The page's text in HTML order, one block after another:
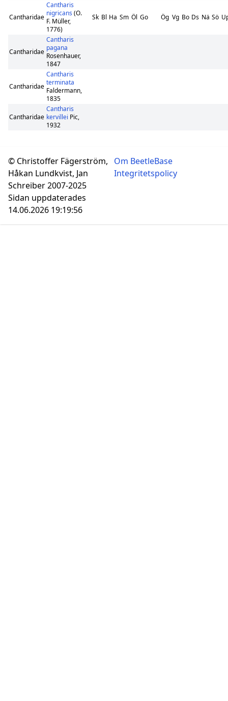
Cantharidae
Cantharis
nigricans (O.
F. Müller,
1776)
Sk Bl Ha Sm Öl Go Ög Vg Bo Ds Nä Sö
Cantharidae
Cantharis
pagana
Rosenhauer,
1847
Cantharidae
Cantharis
terminata
Faldermann,
1835
Cantharidae
Cantharis
kervillei Pic,
1932
© Christoffer Fägerström,
Håkan Lundkvist, Jan
Schreiber 2007-2025
Sidan uppdaterades
14.06.2026 19:19:56
Om BeetleBase
Integritetspolicy